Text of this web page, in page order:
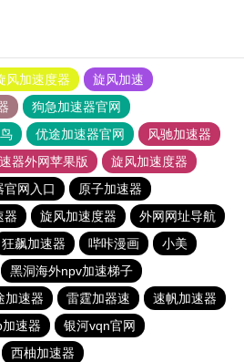
风加速度器
旋风加速
狗急加速器官网
优途加速器官网
风驰加速器
器外网苹果版
旋风加速度器
官网入口
原子加速器
器 旋风加速度器
外网网址导航
狂飙加速器 哔咔漫画
小美
黑洞海外npv加速梯子
加速器 雷霆加器速
速帆加速器
速器
银河vqn官网
西柚加速器